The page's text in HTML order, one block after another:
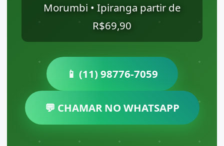
Morumbi • Ipiranga partir de
R$69,90
📱 (11) 98776-7059
💬 CHAMAR NO WHATSAPP